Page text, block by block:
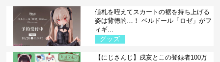
値札を咥えてスカートの裾を持ち上げる
姿は背徳的…！ ベルドール「ロゼ」がフ
ィギ...
グッズ
【にじさんじ】戌亥とこの登録者100万